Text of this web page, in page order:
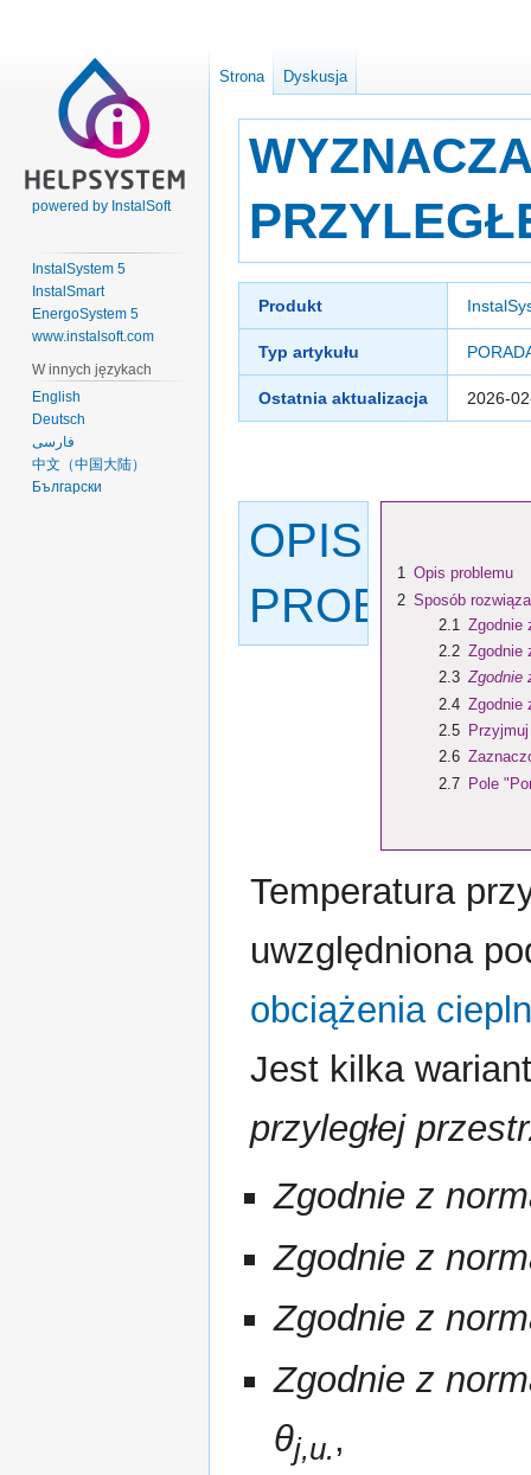
nawigacji
wyszukiwania
Produkt
Typ artykułu
Ostatnia aktualizacja 2026-
1 Opis problemu
2 Sposób
2.1
Zgodnie
2.2 Zgodnie
2.3 Zgodnie
2.4 Zgodnie
2.5
2.6
2.7 Pole "
OPIS
PROBLEMU
Temperatura
uwzględniona
obciążenia
Jest kilka
przyległej
Zgodnie z
Zgodnie z
Zgodnie z
Zgodnie z
θj,u.,
Strona Dyskusja
powered by InstalSoft
InstalSystem 5
InstalSmart
EnergoSystem 5
www.instalsoft.com
W innych językach
English
Deutsch
فارسی
中文（中国大陆）
Български